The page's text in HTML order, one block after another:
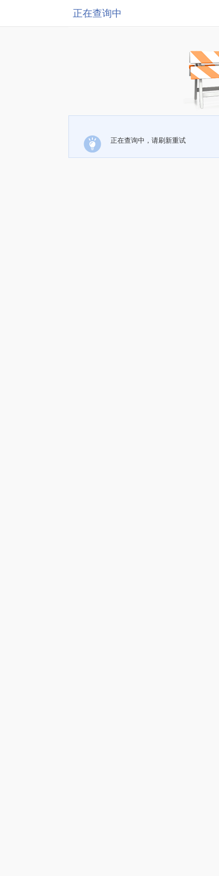
正在查询中
正在查询中，请刷新重试